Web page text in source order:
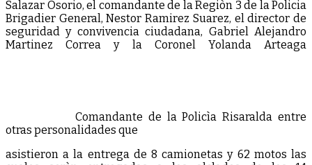
Salazar Osorio, el comandante de la Regiòn 3 de la Policia
Brigadier General, Nestor Ramirez Suarez, el director de
seguridad y convivencia ciudadana, Gabriel Alejandro
Martinez Correa y la Coronel Yolanda Arteaga
Comandante de la Policìa Risaralda entre
otras personalidades que
asistieron a la entrega de 8 camionetas y 62 motos las